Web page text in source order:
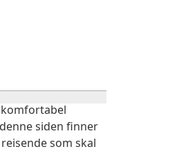
siden finner
som skal